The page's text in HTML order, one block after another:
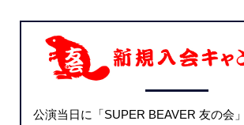
公演当日に「SUPER BEAVER 友の会